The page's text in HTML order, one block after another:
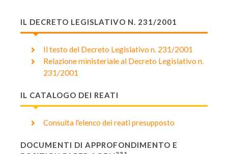
IL DECRETO LEGISLATIVO N. 231/2001
Il testo del Decreto Legislativo n. 231/2001
Relazione ministeriale al Decreto Legislativo n.
231/2001
IL CATALOGO DEI REATI
Consulta l'elenco dei reati presupposto
DOCUMENTI DI APPROFONDIMENTO E